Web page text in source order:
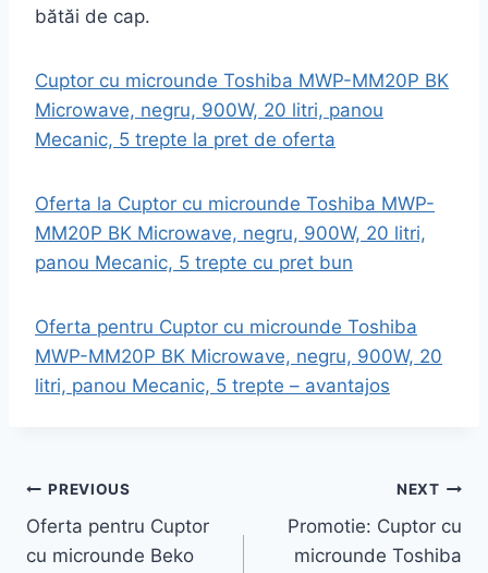
bătăi de cap.
Cuptor cu microunde Toshiba MWP-MM20P BK
Microwave, negru, 900W, 20 litri, panou
Mecanic, 5 trepte la pret de oferta
Oferta la Cuptor cu microunde Toshiba MWP-
MM20P BK Microwave, negru, 900W, 20 litri,
panou Mecanic, 5 trepte cu pret bun
Oferta pentru Cuptor cu microunde Toshiba
MWP-MM20P BK Microwave, negru, 900W, 20
litri, panou Mecanic, 5 trepte – avantajos
Post
navigation
PREVIOUS
Oferta pentru Cuptor
cu microunde Beko
NEXT
Promotie: Cuptor cu
microunde Toshiba